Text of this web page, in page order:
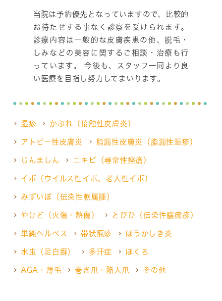
当院は予約優先となっていますので、比較的
お待たせする事なく診察を受けられます。
診療内容は一般的な皮膚疾患の他、脱毛・
しみなどの美容に関するご相談・治療も行
っています。 今後も、スタッフ一同より良
い医療を目指し努力してまいります。
湿疹 かぶれ（接触性皮膚炎）
アトピー性皮膚炎 脂漏性皮膚炎（脂漏性湿疹）
じんましん ニキビ（尋常性痤瘡）
イボ（ウイルス性イボ、老人性イボ）
みずいぼ（伝染性軟属腫）
やけど（火傷・熱傷） とびひ（伝染性膿痂疹）
単純ヘルペス 帯状疱疹 ほうかしき炎
水虫（足白癬） 多汗症 ほくろ
AGA・薄毛 巻き爪・陥入爪 その他